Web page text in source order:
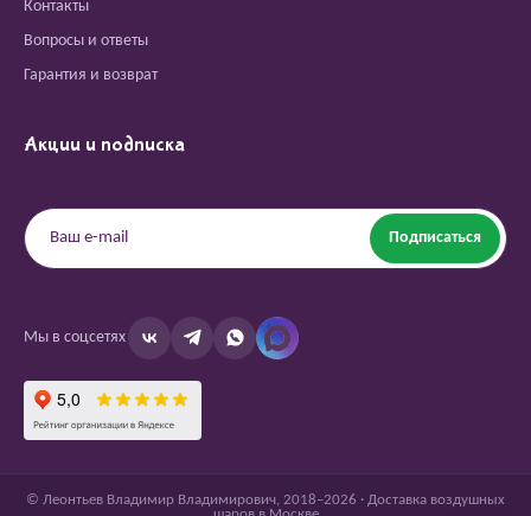
Контакты
Вопросы и ответы
Гарантия и возврат
Акции и подписка
Подписаться
Мы в соцсетях
© Леонтьев Владимир Владимирович, 2018–2026 · Доставка воздушных